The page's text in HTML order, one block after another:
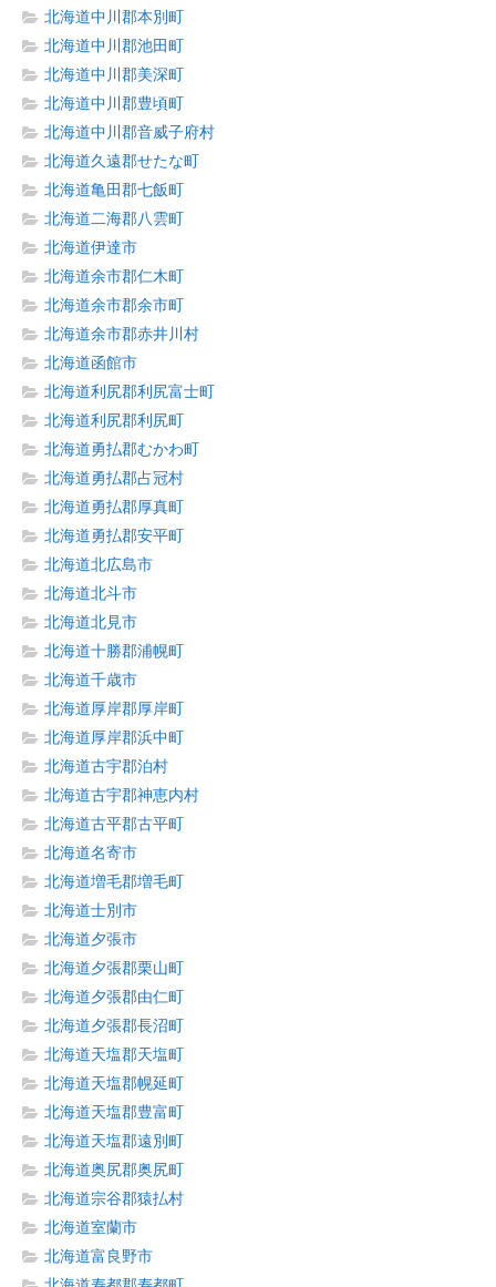
北海道中川郡本別町
北海道中川郡池田町
北海道中川郡美深町
北海道中川郡豊頃町
北海道中川郡音威子府村
北海道久遠郡せたな町
北海道亀田郡七飯町
北海道二海郡八雲町
北海道伊達市
北海道余市郡仁木町
北海道余市郡余市町
北海道余市郡赤井川村
北海道函館市
北海道利尻郡利尻富士町
北海道利尻郡利尻町
北海道勇払郡むかわ町
北海道勇払郡占冠村
北海道勇払郡厚真町
北海道勇払郡安平町
北海道北広島市
北海道北斗市
北海道北見市
北海道十勝郡浦幌町
北海道千歳市
北海道厚岸郡厚岸町
北海道厚岸郡浜中町
北海道古宇郡泊村
北海道古宇郡神恵内村
北海道古平郡古平町
北海道名寄市
北海道増毛郡増毛町
北海道士別市
北海道夕張市
北海道夕張郡栗山町
北海道夕張郡由仁町
北海道夕張郡長沼町
北海道天塩郡天塩町
北海道天塩郡幌延町
北海道天塩郡豊富町
北海道天塩郡遠別町
北海道奥尻郡奥尻町
北海道宗谷郡猿払村
北海道室蘭市
北海道富良野市